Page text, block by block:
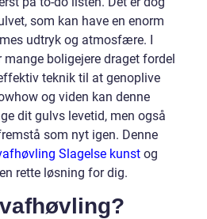
som kan have en enorm
udtryk og atmosfære. I
boligejere draget fordel
teknik til at genoplive
og viden kan denne
dit gulvs levetid, men også
som nyt igen. Denne
Slagelse kunst og
rette løsning for dig.